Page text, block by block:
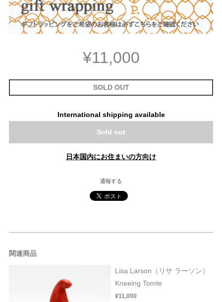
¥11,000
SOLD OUT
International shipping available
Sold out
日本国内にお住まいの方向け
通報する
関連商品
Lisa Larson（リサ ラーソン）
Kneeing Tomte
¥11,000